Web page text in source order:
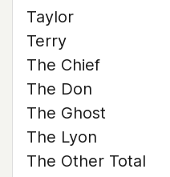
Taylor
Terry
The Chief
The Don
The Ghost
The Lyon
The Other Total